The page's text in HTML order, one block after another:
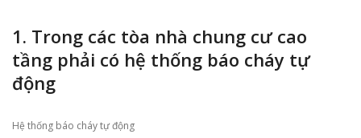
1. Trong các tòa nhà chung cư cao
tầng phải có hệ thống báo cháy tự
động
Hệ thống báo cháy tự động